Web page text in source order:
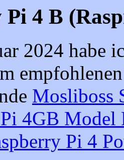
Pi 4 B
2024 habe
Mosliboss
4GB Model
Pi 4